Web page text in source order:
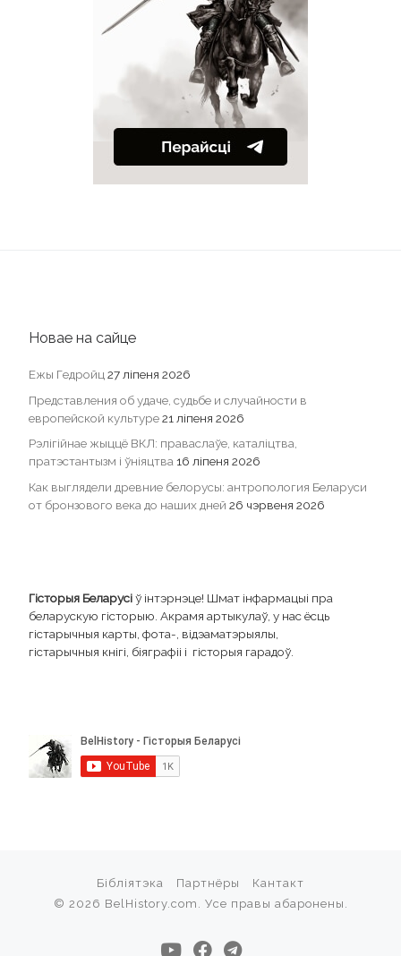
Новае на сайце
Ежы Гедройц27 ліпеня 2026
Представления об удаче, судьбе и случайности в
европейской культуре21 ліпеня 2026
Рэлігійнае жыццё ВКЛ: праваслаўе, каталіцтва,
пратэстантызм і ўніяцтва 16 ліпеня 2026
Как выглядели древние белорусы: антропология Беларуси
от бронзового века до наших дней 26 чэрвеня 2026
Гісторыя Беларусіў інтэрнэце! Шмат інфармацыі пра
беларускую гісторыю. Акрамя артыкулаў, у нас ёсць
гістарычныя карты, фота-, відэаматэрыялы,
гістарычныя кнігі, біяграфіі і гісторыя гарадоў.
Бібліятэка Партнёры
Кантакт
© 2026 BelHistory.com . Усе правы абаронены.